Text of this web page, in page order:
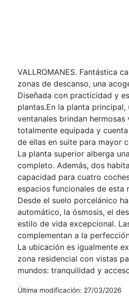
VALLROMANES. Fantástica
zonas de descanso, una
Diseñada con practicidad y
plantas.En la planta
ventanales brindan
totalmente equipada y
de ellas en suite para mayor
La planta superior alberga
completo. Además, dos
capacidad para cuatro
espacios funcionales de esta
Desde el suelo porcelánico
automático, la ósmosis, el
estilo de vida excepcional.
complementan a la
La ubicación es igualmente
zona residencial con vistas
mundos: tranquilidad y
Última modificación: 27/03/2026